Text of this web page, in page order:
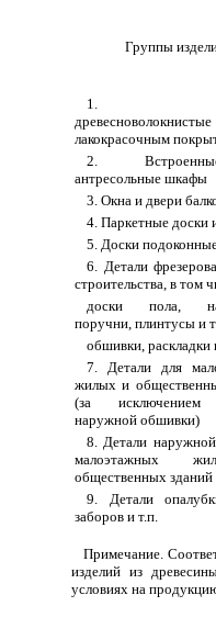
Группы
1.
лакокрасочным
2.
антресольные шкафы
3. Окна и двери
4. Паркетные доски
5. Доски
6. Детали
строительства, в том
доски пола,
поручни, плинтусы и
обшивки, раскладки
7. Детали для
жилых и
(за исключением
наружной обшивки)
8. Детали
малоэтажных
общественных зданий
9. Детали
заборов и т.п.
Примечание.
изделий из
условиях на